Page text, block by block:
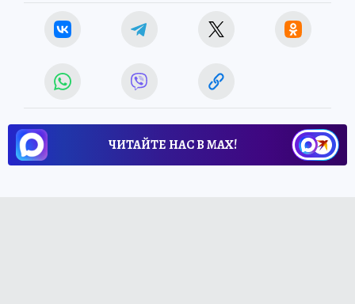
ЧИТАЙТЕ НАС В МАХ!